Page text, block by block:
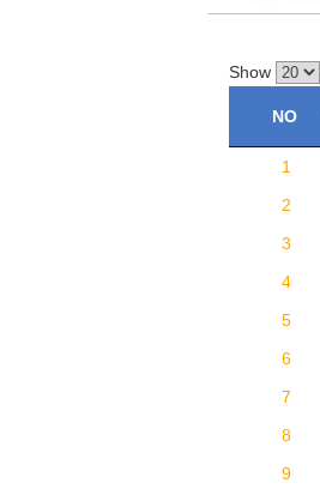
Show
NO
1
2
3
4
5
6
7
8
9